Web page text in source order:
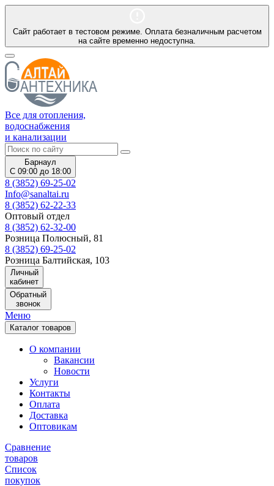
Сайт работает в тестовом режиме. Оплата безналичным расчетом
на сайте временно недоступна.
Все для отопления,
водоснабжения
и канализации
Барнаул
С 09:00 до 18:00
8 (3852) 69-25-02
Info@sanaltai.ru
8 (3852) 62-22-33
Оптовый отдел
8 (3852) 62-32-00
Розница Полюсный, 81
8 (3852) 69-25-02
Розница Балтийская, 103
Личный
кабинет
Обратный
звонок
Меню
Каталог товаров
О компании
Вакансии
Новости
Услуги
Контакты
Оплата
Доставка
Оптовикам
Сравнение
товаров
Список
покупок